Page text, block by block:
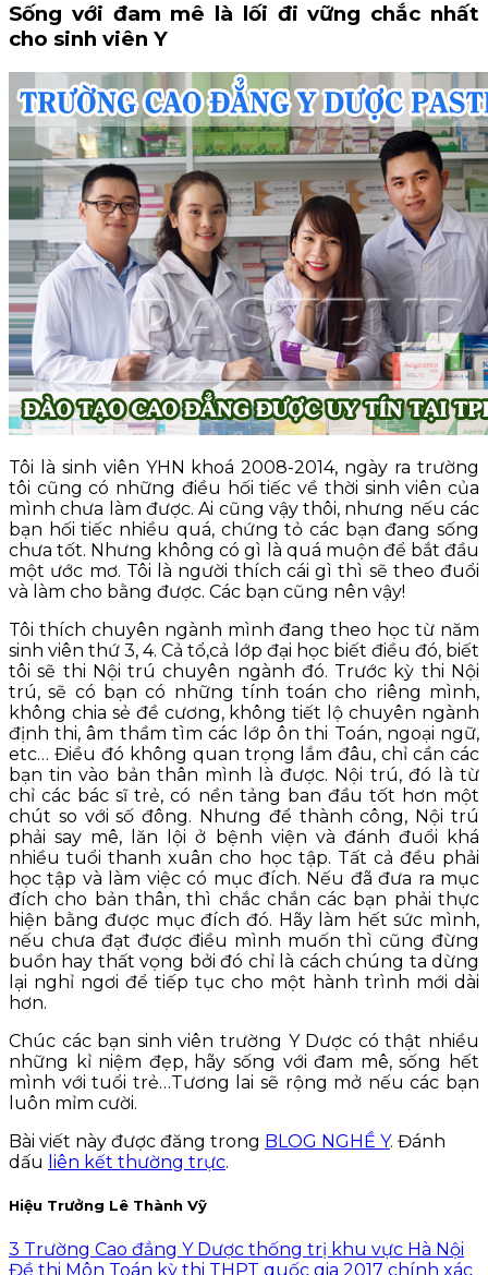
Sống với đam mê là lối đi vững chắc nhất
cho sinh viên Y
Tôi là sinh viên YHN khoá 2008-2014, ngày ra trường
tôi cũng có những điều hối tiếc về thời sinh viên của
mình chưa làm được. Ai cũng vậy thôi, nhưng nếu các
bạn hối tiếc nhiều quá, chứng tỏ các bạn đang sống
chưa tốt. Nhưng không có gì là quá muộn để bắt đầu
một ước mơ. Tôi là người thích cái gì thì sẽ theo đuổi
và làm cho bằng được. Các bạn cũng nên vậy!
Tôi thích chuyên ngành mình đang theo học từ năm
sinh viên thứ 3, 4. Cả tổ,cả lớp đại học biết điều đó, biết
tôi sẽ thi Nội trú chuyên ngành đó. Trước kỳ thi Nội
trú, sẽ có bạn có những tính toán cho riêng mình,
không chia sẻ đề cương, không tiết lộ chuyên ngành
định thi, âm thầm tìm các lớp ôn thi Toán, ngoại ngữ,
etc… Điều đó không quan trọng lắm đâu, chỉ cần các
bạn tin vào bản thân mình là được. Nội trú, đó là từ
chỉ các bác sĩ trẻ, có nền tảng ban đầu tốt hơn một
chút so với số đông. Nhưng để thành công, Nội trú
phải say mê, lăn lội ở bệnh viện và đánh đuổi khá
nhiều tuổi thanh xuân cho học tập. Tất cả đều phải
học tập và làm việc có mục đích. Nếu đã đưa ra mục
đích cho bản thân, thì chắc chắn các bạn phải thực
hiện bằng được mục đích đó. Hãy làm hết sức mình,
nếu chưa đạt được điều mình muốn thì cũng đừng
buồn hay thất vọng bởi đó chỉ là cách chúng ta dừng
lại nghỉ ngơi để tiếp tục cho một hành trình mới dài
hơn.
Chúc các bạn sinh viên trường Y Dược có thật nhiều
những kỉ niệm đẹp, hãy sống với đam mê, sống hết
mình với tuổi trẻ…Tương lai sẽ rộng mở nếu các bạn
luôn mỉm cười.
Bài viết này được đăng trong BLOG NGHỀ Y. Đánh
dấu liên kết thường trực.
Hiệu Trưởng Lê Thành Vỹ
3 Trường Cao đẳng Y Dược thống trị khu vực Hà Nội
Đề thi Môn Toán kỳ thi THPT quốc gia 2017 chính xác